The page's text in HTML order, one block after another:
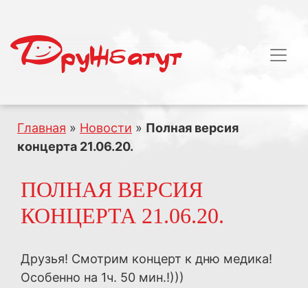
Главная » Новости » Полная версия
концерта 21.06.20.
ПОЛНАЯ ВЕРСИЯ
КОНЦЕРТА 21.06.20.
Друзья! Смотрим концерт к дню медика!
Особенно на 1ч. 50 мин.!)))